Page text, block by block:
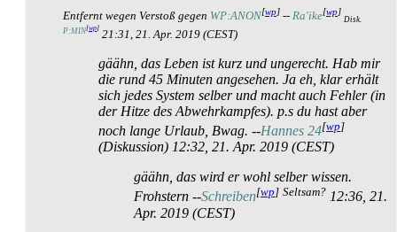
Entfernt wegen Verstoß gegen WP:ANON[wp] -- Ra'ike[wp]
Disk.
P:MIN[wp] 21:31, 21. Apr. 2019 (CEST)
gäähn , das Leben ist kurz und ungerecht. Hab mir
die rund 45 Minuten angesehen. Ja eh, klar erhält
sich jedes System selber und macht auch Fehler (in
der Hitze des Abwehrkampfes). p.s du hast aber
noch lange Urlaub, Bwag. --Hannes 24[wp]
(Diskussion) 12:32, 21. Apr. 2019 (CEST)
gäähn , das wird er wohl selber wissen.
Frohstern --Schreiben[wp] Seltsam? 12:36, 21.
Apr. 2019 (CEST)